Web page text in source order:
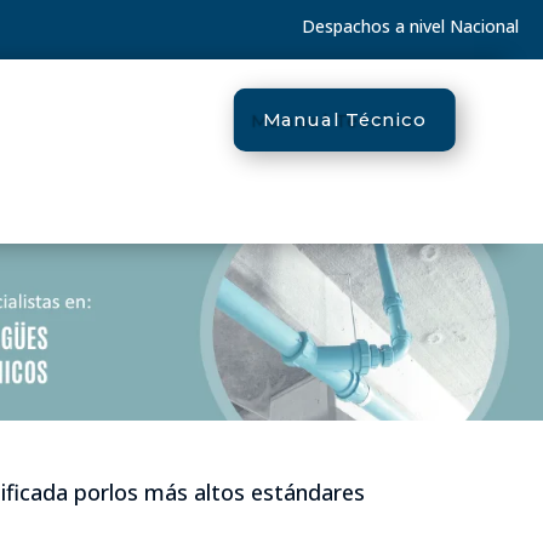
Despachos a nivel Nacional
Manual Técnico
porlos más altos estándares